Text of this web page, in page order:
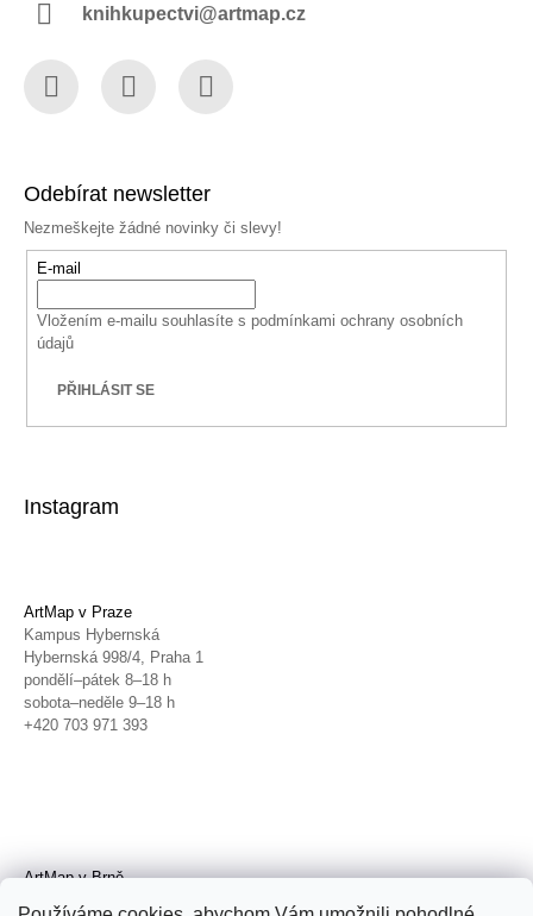
knihkupectvi@artmap.cz
Odebírat newsletter
Nezmeškejte žádné novinky či slevy!
E-mail
Vložením e-mailu souhlasíte s podmínkami ochrany osobních
údajů
PŘIHLÁSIT SE
Instagram
ArtMap v Praze
Kampus Hybernská
Hybernská 998/4, Praha 1
pondělí–pátek 8–18 h
sobota–neděle 9–18 h
+420 703 971 393
ArtMap v Brně